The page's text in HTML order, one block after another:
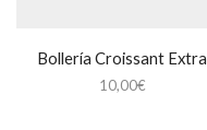
Bollería Croissant Extra
10,00€